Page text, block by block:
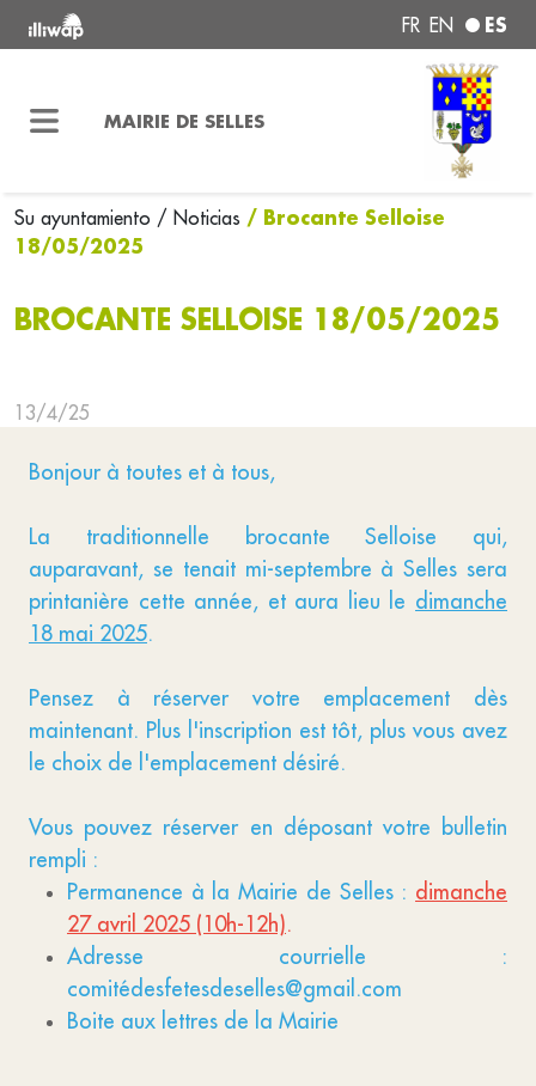
FR EN ES
MAIRIE DE SELLES
Su ayuntamiento / Noticias / Brocante Selloise
18/05/2025
BROCANTE SELLOISE 18/05/2025
13/4/25
Bonjour à toutes et à tous,
La traditionnelle brocante Selloise qui,
auparavant, se tenait mi-septembre à Selles sera
printanière cette année, et aura lieu le dimanche
18 mai 2025.
Pensez à réserver votre emplacement dès
maintenant. Plus l'inscription est tôt, plus vous avez
le choix de l'emplacement désiré.
Vous pouvez réserver en déposant votre bulletin
rempli :
Permanence à la Mairie de Selles : dimanche
27 avril 2025 (10h-12h).
Adresse courrielle :
comitédesfetesdeselles@gmail.com
Boite aux lettres de la Mairie